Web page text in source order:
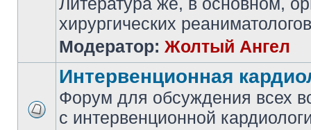
хирургических
Модератор: Жолтый Ангел
Интервенционная
Форум для обсуждения всех
с интервенционной